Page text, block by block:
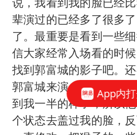
辈演过的已经多了很多
了。最重要是看到一些
信大家经常入场看的时
找到郭富城的影子吧。
郭富城来演，主要的就
到我一半的样子，所以
个状态去盖过我的脸，
App内